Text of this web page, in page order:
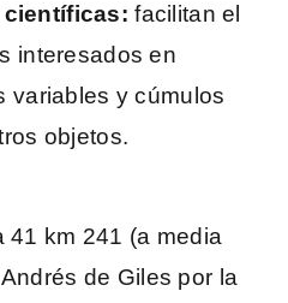
facilitan el
interesados en
variables y cúmulos
objetos.
41 km 241 (a media
de Giles por la